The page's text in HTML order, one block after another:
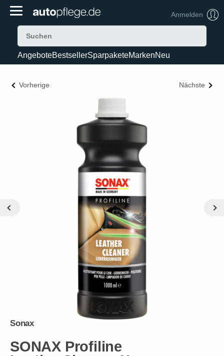
Anmelden
AngeboteBestsellerSparpaketeMarkenNeu
Vorherige Nächste
Sonax
SONAX Profiline